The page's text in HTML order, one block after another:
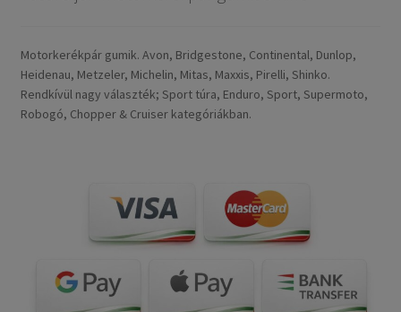
Motorkerékpár gumik. Avon, Bridgestone, Continental, Dunlop,
Heidenau, Metzeler, Michelin, Mitas, Maxxis, Pirelli, Shinko.
Rendkívül nagy választék; Sport túra, Enduro, Sport, Supermoto,
Robogó, Chopper & Cruiser kategóriákban.